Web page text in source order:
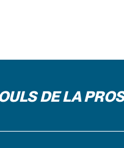
DE LA